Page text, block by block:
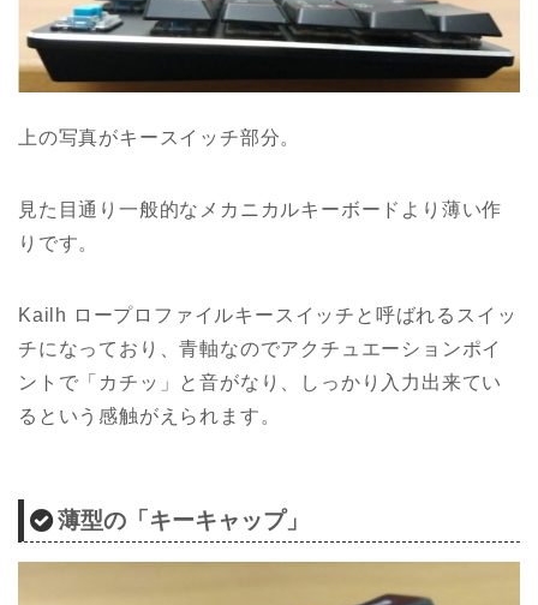
上の写真がキースイッチ部分。
見た目通り一般的なメカニカルキーボードより薄い作
りです。
Kailh ロープロファイルキースイッチと呼ばれるスイッ
チになっており、青軸なのでアクチュエーションポイ
ントで「カチッ」と音がなり、しっかり入力出来てい
るという感触がえられます。
薄型の「キーキャップ」